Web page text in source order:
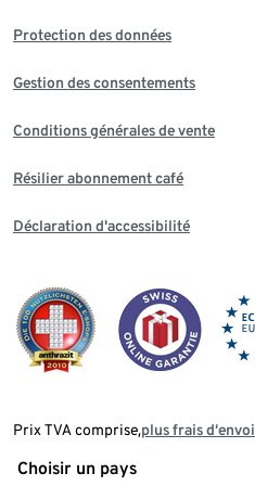
Protection des données
Gestion des consentements
Conditions générales de vente
Résilier abonnement café
Déclaration d'accessibilité
Prix TVA comprise,plus frais d‘envoi
Choisir un pays